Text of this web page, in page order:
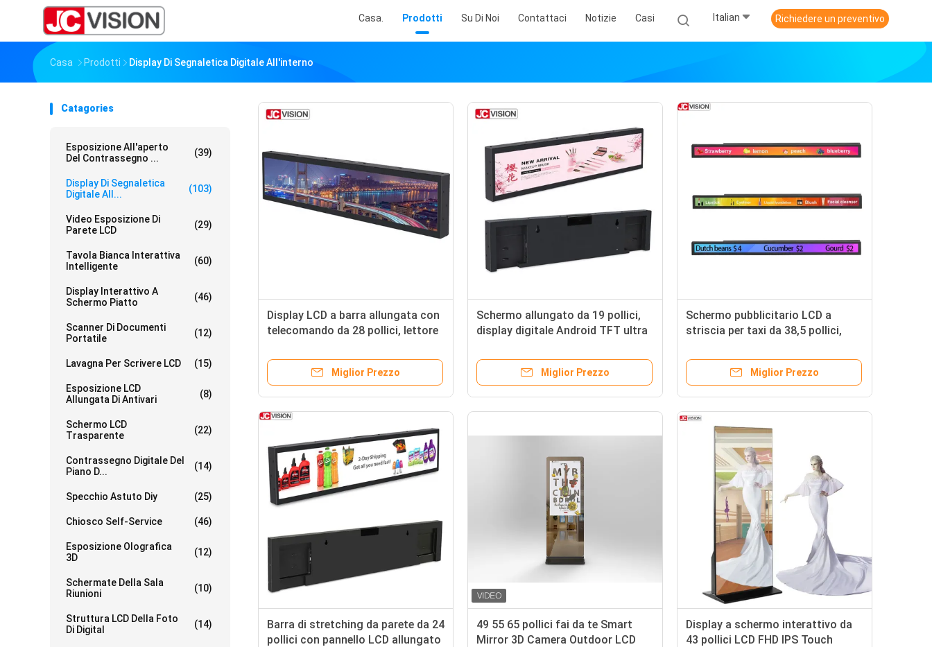
Casa. Prodotti Su Di Noi Contattaci Notizie Casi Italian Richiedere un preventivo
Casa Prodotti Display Di Segnaletica Digitale All'interno
Catagories
Esposizione All'aperto
Del Contrassegno ...
(39)
Display Di Segnaletica
Digitale All...
(103)
Video Esposizione Di
Parete LCD
(29)
Tavola Bianca Interattiva
Intelligente
(60)
Display Interattivo A
Schermo Piatto
(46)
Scanner Di Documenti
Portatile
(12)
Lavagna Per Scrivere LCD (15)
Esposizione LCD
Allungata Di Antivari
(8)
Schermo LCD
Trasparente
(22)
Contrassegno Digitale Del
Piano D...
(14)
Specchio Astuto Diy (25)
Chiosco Self-Service (46)
Esposizione Olografica
3D
(12)
Schermate Della Sala
Riunioni
(10)
Struttura LCD Della Foto
Di Digital
(14)
Display LCD a barra allungata con
telecomando da 28 pollici, lettore
Miglior Prezzo
Schermo allungato da 19 pollici,
display digitale Android TFT ultra
Miglior Prezzo
Schermo pubblicitario LCD a
striscia per taxi da 38,5 pollici,
totem
Miglior Prezzo
Barra di stretching da parete da 24
pollici con pannello LCD allungato
49 55 65 pollici fai da te Smart
Mirror 3D Camera Outdoor LCD
Display a schermo interattivo da
43 pollici LCD FHD IPS Touch